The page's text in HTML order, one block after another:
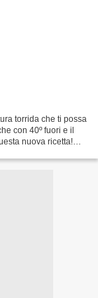
torrida che ti possa
con 40º fuori e il
nuova ricetta!